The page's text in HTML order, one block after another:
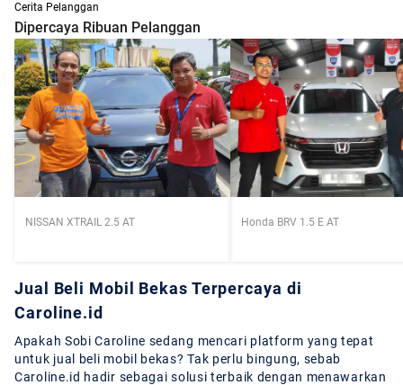
Cerita Pelanggan
Dipercaya Ribuan Pelanggan
NISSAN XTRAIL 2.5 AT Honda BRV 1.5 E AT
Jual Beli Mobil Bekas Terpercaya di
Caroline.id
Apakah Sobi Caroline sedang mencari platform yang tepat
untuk jual beli mobil bekas? Tak perlu bingung, sebab
Caroline.id hadir sebagai solusi terbaik dengan menawarkan